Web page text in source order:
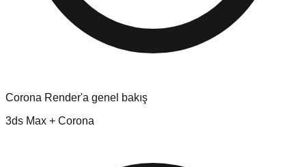
Corona Render'a genel bakış
3ds Max + Corona